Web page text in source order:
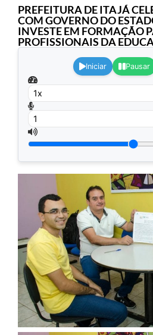
PREFEITURA DE ITAJÁ
COM GOVERNO DO
INVESTE EM FORMAÇÃO
PROFISSIONAIS DA
Iniciar Pausar